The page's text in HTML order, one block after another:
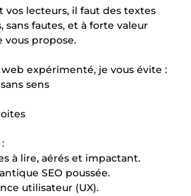
vos lecteurs, il faut des textes
sans fautes, et à forte valeur
vous propose.
expérimenté, je vous évite :
sens
à lire, aérés et impactant.
SEO poussée.
utilisateur (UX).